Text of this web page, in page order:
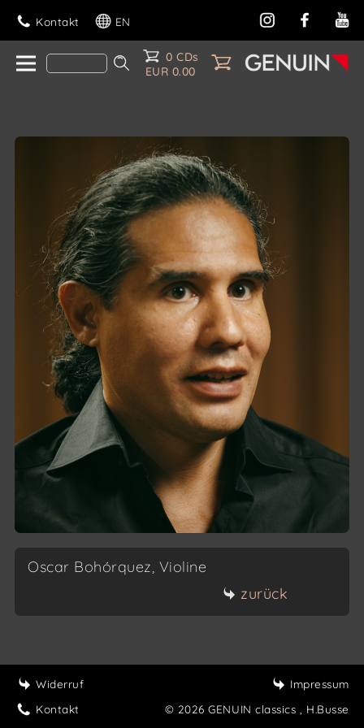
Kontakt EN
0 CDs
EUR 0.00
Oscar Bohórquez, Violine
zurück
Widerruf
Kontakt
Impressum
© 2026 GENUIN classics
, H.Busse